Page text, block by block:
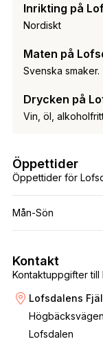
Inrikting på
Nordiskt
Maten på
Svenska smaker.
Drycken på
Vin, öl,
Öppettider för
Öppettider
Mån-Sön
Kontaktuppgifter till
Kontakt
Lofsdalens
Lofsdalen